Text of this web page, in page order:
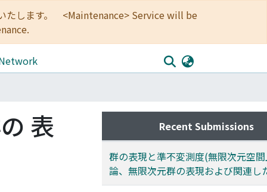
たします。 <Maintenance> Service will be
表
Recent Submissions
群の表現と準不変測度(無限次元空
論、無限次元群の表現および関連し